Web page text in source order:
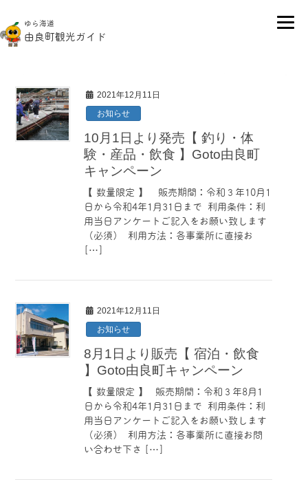
ゆら海道
由良町観光ガイド
2021年12月
2021年12月11日
お知らせ
10月1日より発売【 釣り・体
験・産品・飲食 】Goto由良町
キャンペーン
【 数量限定 】 販売期間：令和３年10月1
日から令和4年1月31日まで 利用条件：利
用当日アンケートご記入をお願い致します
（必須） 利用方法：各事業所に直接お
[…]
2021年12月11日
お知らせ
8月1日より販売【 宿泊・飲食
】Goto由良町キャンペーン
【 数量限定 】 販売期間：令和３年8月1
日から令和4年1月31日まで 利用条件：利
用当日アンケートご記入をお願い致します
（必須） 利用方法：各事業所に直接お問
い合わせ下さ […]